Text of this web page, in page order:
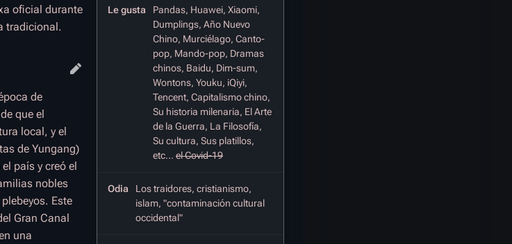
Le gusta
Pandas, Huawei, Xiaomi,
Dumplings, Año Nuevo
Chino, Murciélago, Canto-
pop, Mando-pop, Dramas
chinos, Baidu, Dim-sum,
Wontons, Youku, iQiyi,
Tencent, Capitalismo chino,
Su historia milenaria, El Arte
de la Guerra, La Filosofía,
Su cultura, Sus platillos,
etc... el Covid-19
Odia
Los traidores, cristianismo,
islam, "contaminación cultural
occidental"
oficial durante
tradicional.
de
que el
local, y el
de Yungang)
país y creó el
nobles
Este
Gran Canal
una